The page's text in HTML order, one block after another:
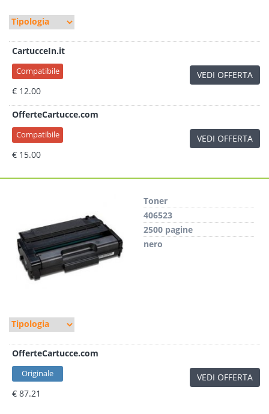
CartucceIn.it
Compatibile
€ 12.00
VEDI OFFERTA
OfferteCartucce.com
Compatibile
€ 15.00
VEDI OFFERTA
Toner
406523
2500 pagine
nero
OfferteCartucce.com
Originale
€ 87.21
VEDI OFFERTA